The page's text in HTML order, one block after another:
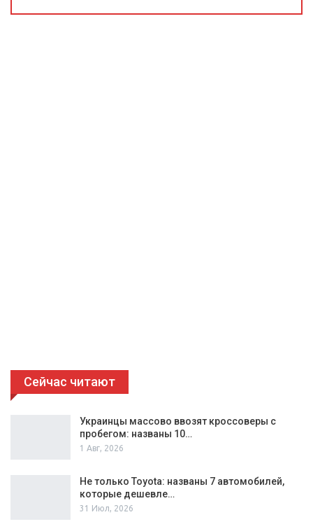
Сейчас читают
Украинцы массово ввозят кроссоверы с
пробегом: названы 10…
1 Авг, 2026
Не только Toyota: названы 7 автомобилей,
которые дешевле…
31 Июл, 2026